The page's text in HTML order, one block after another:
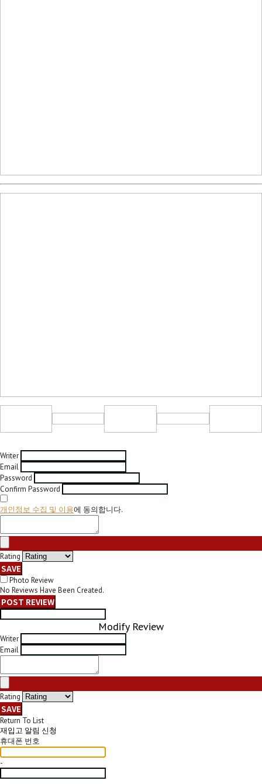
Writer
Email
Password
Confirm Password
개인정보 수집 및 이용에 동의합니다.
Rating
SAVE
Photo Review
No Reviews Have Been Created.
POST REVIEW
Modify Review
Writer
Email
Rating
SAVE
Return To List
재입고 알림 신청
휴대폰 번호
-